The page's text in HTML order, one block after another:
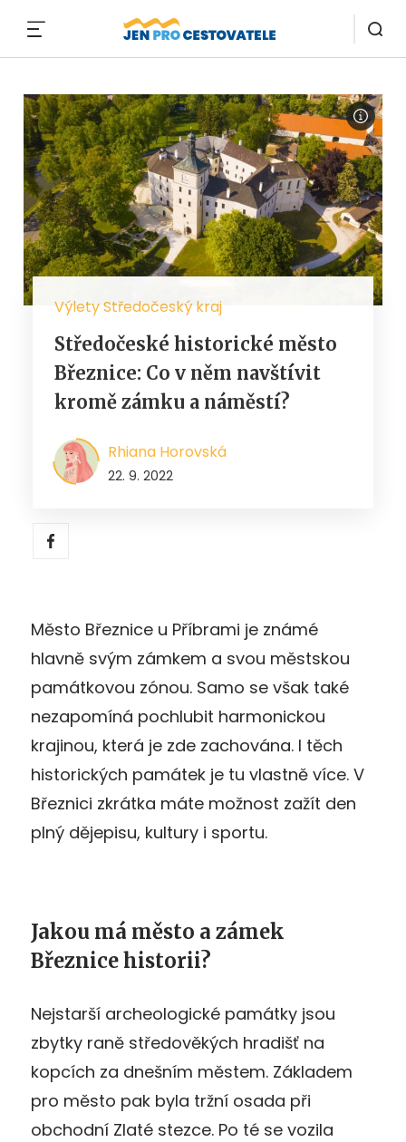
Výlety Středočeský kraj
Středočeské historické město
Březnice: Co v něm navštívit
kromě zámku a náměstí?
Rhiana Horovská
22. 9. 2022
Město Březnice u Příbrami je známé
hlavně svým zámkem a svou městskou
památkovou zónou. Samo se však také
nezapomíná pochlubit harmonickou
krajinou, která je zde zachována. I těch
historických památek je tu vlastně více. V
Březnici zkrátka máte možnost zažít den
plný dějepisu, kultury i sportu.
Jakou má město a zámek
Březnice historii?
Nejstarší archeologické památky jsou
zbytky raně středověkých hradišť na
kopcích za dnešním městem. Základem
pro město pak byla tržní osada při
obchodní Zlaté stezce. Po té se vozila